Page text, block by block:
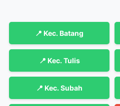
📍 Kec. Batang
📍 Kec. Tulis
📍 Kec. Subah